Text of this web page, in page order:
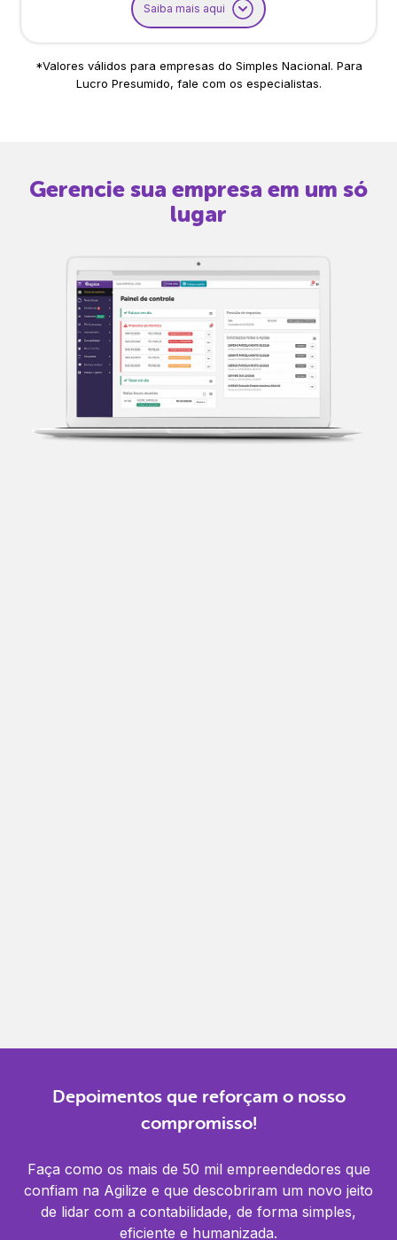
Saiba mais aqui
*Valores válidos para empresas do Simples Nacional. Para
Lucro Presumido, fale com os especialistas.
Gerencie sua empresa em um só
lugar
Depoimentos que reforçam o nosso
compromisso!
Faça como os mais de 50 mil empreendedores que
confiam na Agilize e que descobriram um novo jeito
de lidar com a contabilidade, de forma simples,
eficiente e humanizada.